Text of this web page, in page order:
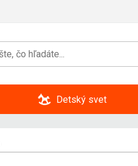
Detský svet